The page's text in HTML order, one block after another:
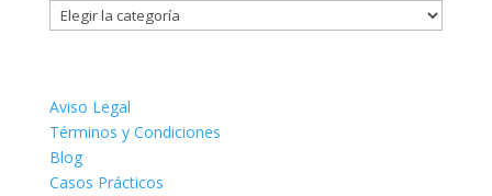
Filtrar
por
Aviso Legal
Términos y Condiciones
Blog
Casos Prácticos